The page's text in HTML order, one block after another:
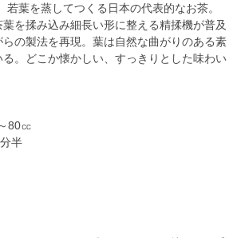
若葉を蒸してつくる日本の代表的なお茶。
を揉み込み細長い形に整える精揉機が普及
の製法を再現。葉は自然な曲がりのある素
。どこか懐かしい、すっきりとした味わい
80㏄
半